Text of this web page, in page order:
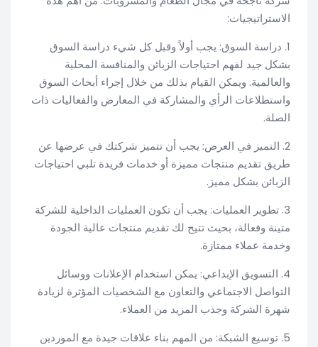
الاستراتيجيات:
1. دراسة السوق: يجب أولاً وقبل كل شيء دراسة السوق
بشكل جيد لفهم احتياجات الزبائن والمنافسة المحلية
والعالمية. ويمكن القيام بذلك من خلال إجراء أبحاث السوق
واستطلاعات الرأي والمشاركة في المعارض والفعاليات ذات
الصلة.
2. التميز في العرض: يجب أن تتميز شركتك في عرضها عن
طريق تقديم منتجات مميزة أو خدمات فريدة تلبي احتياجات
الزبائن بشكل مميز.
3. تطوير العمليات: يجب أن تكون العمليات الداخلية للشركة
متينة وفعالة، بحيث تتيح لك تقديم منتجات عالية الجودة
وخدمة عملاء ممتازة.
4. التسويق الإبداعي: يمكن استخدام الإعلانات ووسائل
التواصل الاجتماعي والتعاون مع الشخصيات المؤثرة لزيادة
شهرة الشركة وجذب المزيد من العملاء.
5. توسيع الشبكة: من المهم بناء علاقات جيدة مع الموردين